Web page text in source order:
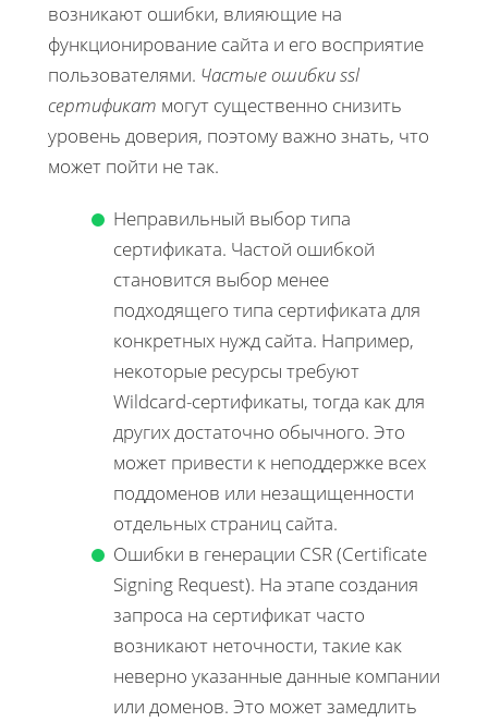
возникают ошибки, влияющие на
функционирование сайта и его восприятие
пользователями. Частые ошибки ssl
сертификат могут существенно снизить
уровень доверия, поэтому важно знать, что
может пойти не так.
Неправильный выбор типа
сертификата. Частой ошибкой
становится выбор менее
подходящего типа сертификата для
конкретных нужд сайта. Например,
некоторые ресурсы требуют
Wildcard-сертификаты, тогда как для
других достаточно обычного. Это
может привести к неподдержке всех
поддоменов или незащищенности
отдельных страниц сайта.
Ошибки в генерации CSR (Certificate
Signing Request). На этапе создания
запроса на сертификат часто
возникают неточности, такие как
неверно указанные данные компании
или доменов. Это может замедлить